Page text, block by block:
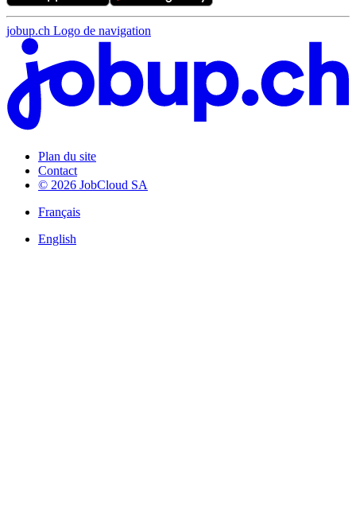
jobup.ch Logo de navigation
Plan du site
Contact
© 2026 JobCloud SA
Français
English